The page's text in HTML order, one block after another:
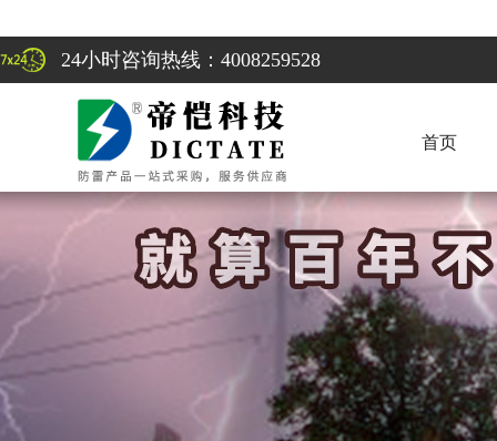
24小时咨询热线：4008259528
首页